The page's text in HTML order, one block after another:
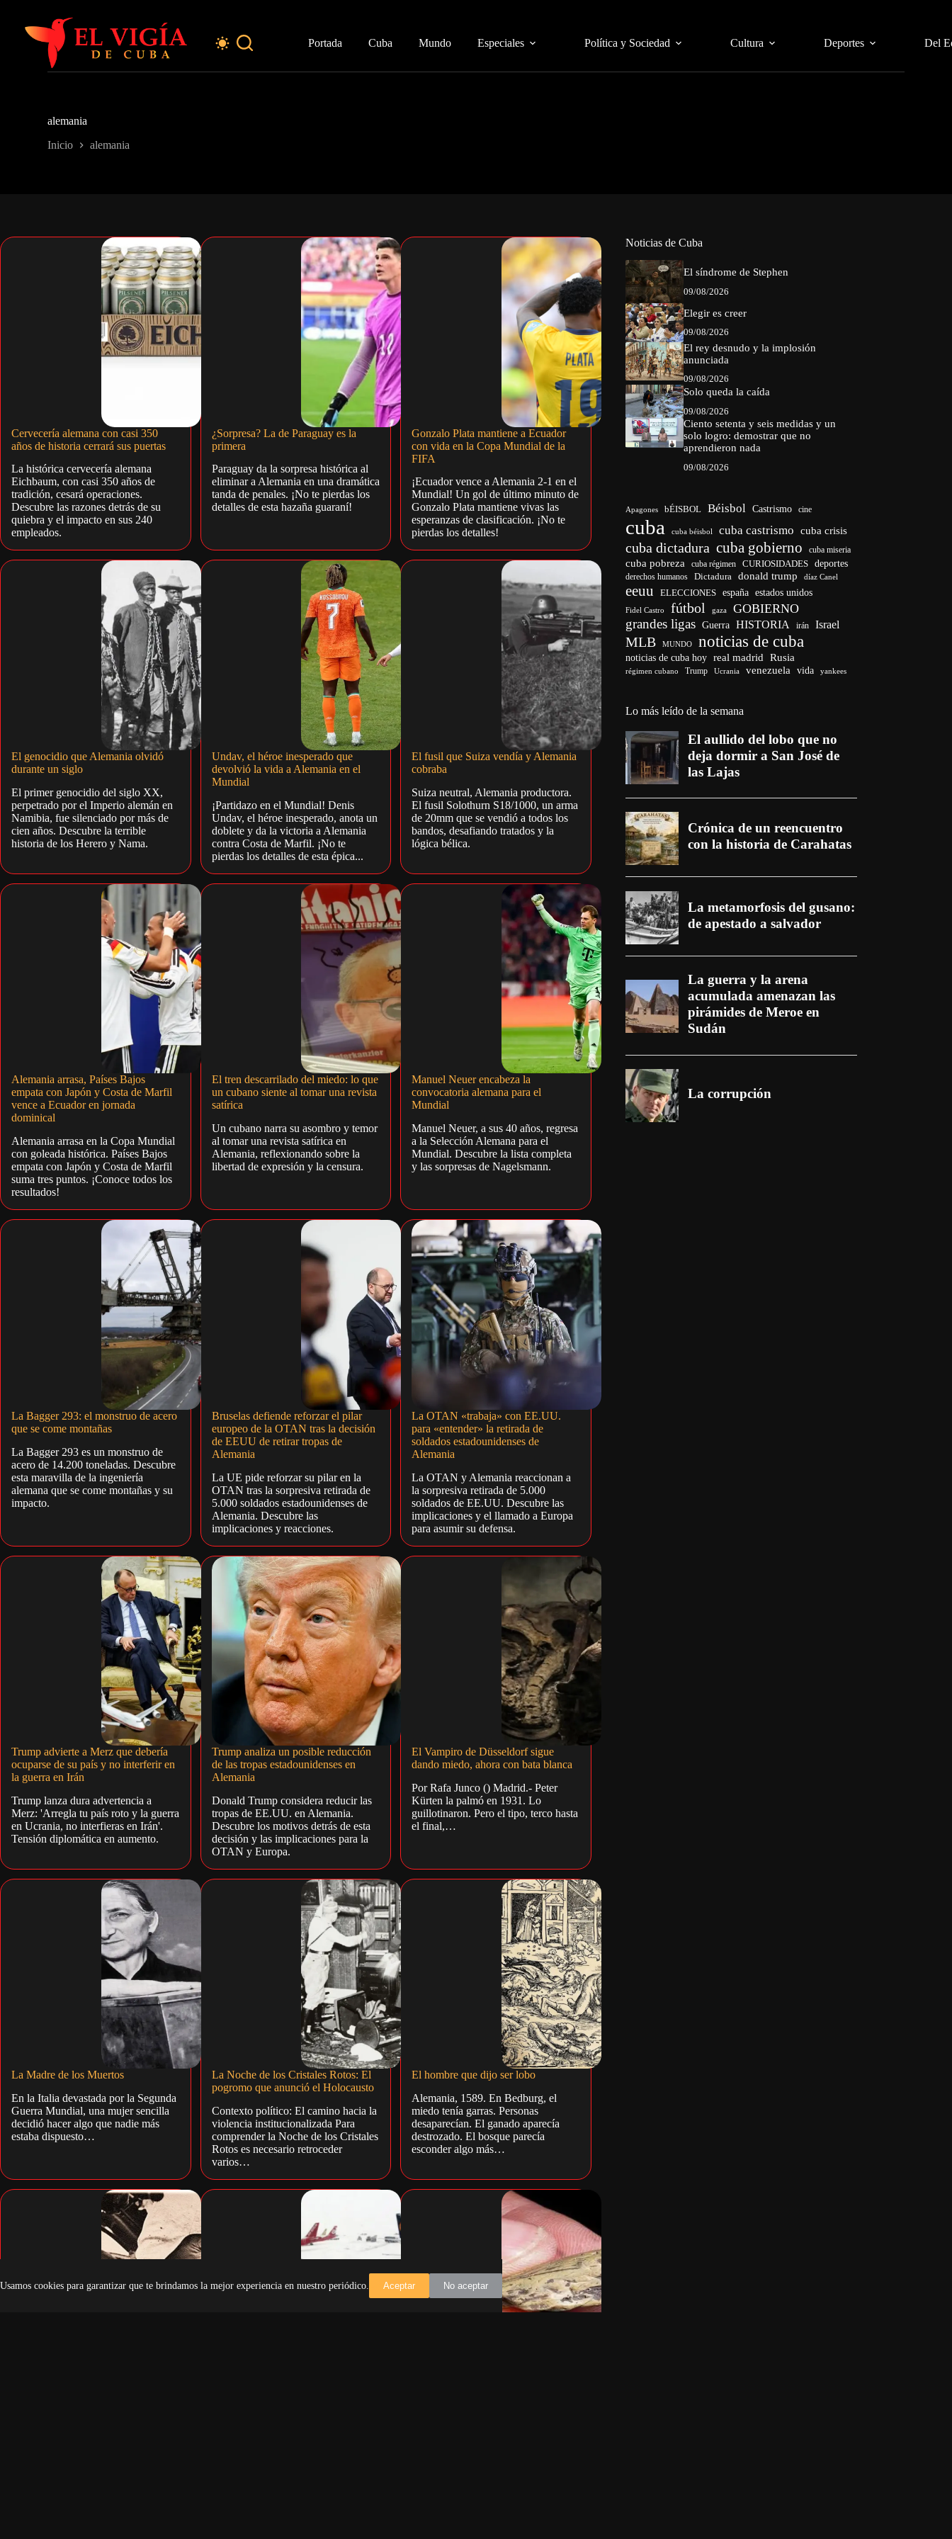
contenido
Usamos cookies para garantizar que te brindamos la mejor experiencia en nuestro periódico. Aceptar No aceptar
Portada Cuba Mundo Especiales Política y Sociedad Cultura Deportes Del
alemania
Inicio alemania
Cervecería alemana con casi 350
años de historia cerrará sus puertas
La histórica cervecería alemana
Eichbaum, con casi 350 años de
tradición, cesará operaciones.
Descubre las razones detrás de su
quiebra y el impacto en sus 240
empleados.
¿Sorpresa? La de Paraguay es la
primera
Paraguay da la sorpresa histórica al
eliminar a Alemania en una dramática
tanda de penales. ¡No te pierdas los
detalles de esta hazaña guaraní!
Gonzalo Plata mantiene a Ecuador
con vida en la Copa Mundial de la
FIFA
¡Ecuador vence a Alemania 2-1 en el
Mundial! Un gol de último minuto de
Gonzalo Plata mantiene vivas las
esperanzas de clasificación. ¡No te
pierdas los detalles!
El genocidio que Alemania olvidó
durante un siglo
El primer genocidio del siglo XX,
perpetrado por el Imperio alemán en
Namibia, fue silenciado por más de
cien años. Descubre la terrible
historia de los Herero y Nama.
Undav, el héroe inesperado que
devolvió la vida a Alemania en el
Mundial
¡Partidazo en el Mundial! Denis
Undav, el héroe inesperado, anota un
doblete y da la victoria a Alemania
contra Costa de Marfil. ¡No te
pierdas los detalles de esta épica...
El fusil que Suiza vendía y Alemania
cobraba
Suiza neutral, Alemania productora.
El fusil Solothurn S18/1000, un arma
de 20mm que se vendió a todos los
bandos, desafiando tratados y la
lógica bélica.
Alemania arrasa, Países Bajos
empata con Japón y Costa de Marfil
vence a Ecuador en jornada
dominical
Alemania arrasa en la Copa Mundial
con goleada histórica. Países Bajos
empata con Japón y Costa de Marfil
suma tres puntos. ¡Conoce todos los
resultados!
El tren descarrilado del miedo: lo que
un cubano siente al tomar una revista
satírica
Un cubano narra su asombro y temor
al tomar una revista satírica en
Alemania, reflexionando sobre la
libertad de expresión y la censura.
Manuel Neuer encabeza la
convocatoria alemana para el
Mundial
Manuel Neuer, a sus 40 años, regresa
a la Selección Alemana para el
Mundial. Descubre la lista completa
y las sorpresas de Nagelsmann.
La Bagger 293: el monstruo de acero
que se come montañas
La Bagger 293 es un monstruo de
acero de 14.200 toneladas. Descubre
esta maravilla de la ingeniería
alemana que se come montañas y su
impacto.
Bruselas defiende reforzar el pilar
europeo de la OTAN tras la decisión
de EEUU de retirar tropas de
Alemania
La UE pide reforzar su pilar en la
OTAN tras la sorpresiva retirada de
5.000 soldados estadounidenses de
Alemania. Descubre las
implicaciones y reacciones.
La OTAN «trabaja» con EE.UU.
para «entender» la retirada de
soldados estadounidenses de
Alemania
La OTAN y Alemania reaccionan a
la sorpresiva retirada de 5.000
soldados de EE.UU. Descubre las
implicaciones y el llamado a Europa
para asumir su defensa.
Trump advierte a Merz que debería
ocuparse de su país y no interferir en
la guerra en Irán
Trump lanza dura advertencia a
Merz: 'Arregla tu país roto y la guerra
en Ucrania, no interfieras en Irán'.
Tensión diplomática en aumento.
Trump analiza un posible reducción
de las tropas estadounidenses en
Alemania
Donald Trump considera reducir las
tropas de EE.UU. en Alemania.
Descubre los motivos detrás de esta
decisión y las implicaciones para la
OTAN y Europa.
El Vampiro de Düsseldorf sigue
dando miedo, ahora con bata blanca
Por Rafa Junco () Madrid.- Peter
Kürten la palmó en 1931. Lo
guillotinaron. Pero el tipo, terco hasta
el final,…
La Madre de los Muertos
En la Italia devastada por la Segunda
Guerra Mundial, una mujer sencilla
decidió hacer algo que nadie más
estaba dispuesto…
La Noche de los Cristales Rotos: El
pogromo que anunció el Holocausto
Contexto político: El camino hacia la
violencia institucionalizada Para
comprender la Noche de los Cristales
Rotos es necesario retroceder
varios…
El hombre que dijo ser lobo
Alemania, 1589. En Bedburg, el
miedo tenía garras. Personas
desaparecían. El ganado aparecía
destrozado. El bosque parecía
esconder algo más…
Noticias de Cuba
El síndrome de Stephen
09/08/2026
Elegir es creer
09/08/2026
El rey desnudo y la implosión
anunciada
09/08/2026
Solo queda la caída
09/08/2026
Ciento setenta y seis medidas y un
solo logro: demostrar que no
aprendieron nada
09/08/2026
Apagones bÉISBOL Béisbol Castrismo cine
cuba cuba béisbol cuba castrismo cuba crisis
cuba dictadura cuba gobierno cuba miseria
cuba pobreza cuba régimen CURIOSIDADES deportes
derechos humanos Dictadura donald trump díaz Canel
eeuu ELECCIONES españa estados unidos
Fidel Castro fútbol gaza GOBIERNO
grandes ligas Guerra HISTORIA irán Israel
MLB MUNDO noticias de cuba
noticias de cuba hoy real madrid Rusia
régimen cubano Trump Ucrania venezuela vida yankees
Lo más leído de la semana